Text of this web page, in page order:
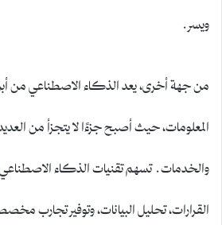
ويسر.
من جهة أخرى، يعد الذكاء الاصطناعي من
المعلومات، حيث أصبح جزءًا لا يتجزأ من
والخدمات. تسهم تقنيات الذكاء
القرارات، تحليل البيانات، وتوفير تجارب